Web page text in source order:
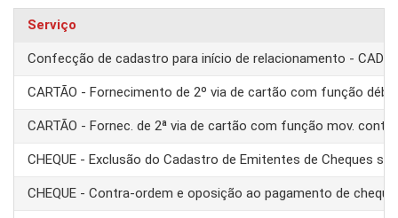
Serviço
Confecção de cadastro para início de relacionamento -
CARTÃO - Fornecimento de 2º via de cartão com função
CARTÃO - Fornec. de 2ª via de cartão com função mov. conta
CHEQUE - Exclusão do Cadastro de Emitentes de Cheques
CHEQUE - Contra-ordem e oposição ao pagamento de cheque